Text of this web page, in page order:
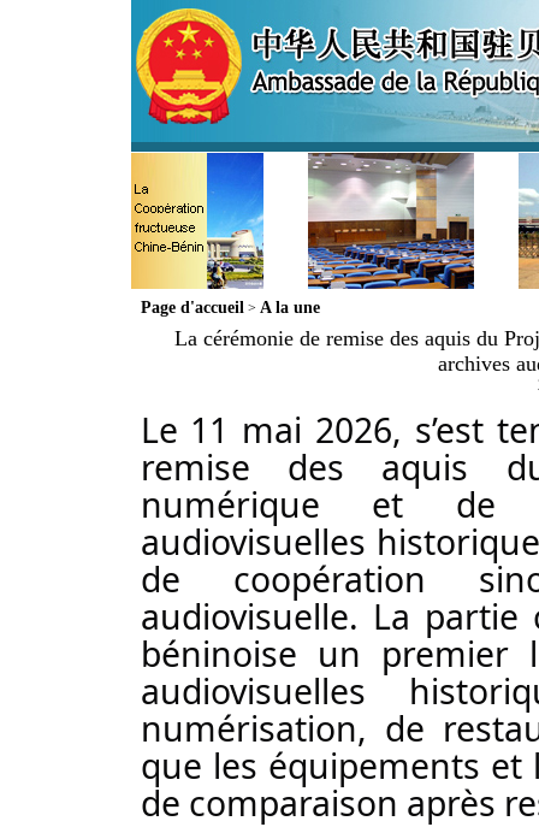
Page d'accueil> A la une
La cérémonie de remise des aquis du
archives
Le 11 mai 2026, s’est
remise des aquis
numérique et de
audiovisuelles
de coopération
audiovisuelle. La
béninoise un premier
audiovisuelles
numérisation, de
que les équipements
de comparaison après